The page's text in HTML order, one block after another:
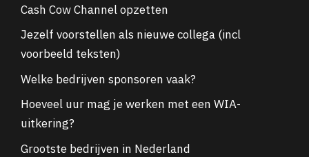
Cash Cow Channel opzetten
Jezelf voorstellen als nieuwe collega (incl
voorbeeld teksten)
Welke bedrijven sponsoren vaak?
Hoeveel uur mag je werken met een WIA-
uitkering?
Grootste bedrijven in Nederland